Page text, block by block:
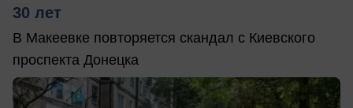
30 лет
В Макеевке повторяется скандал с Киевского
проспекта Донецка